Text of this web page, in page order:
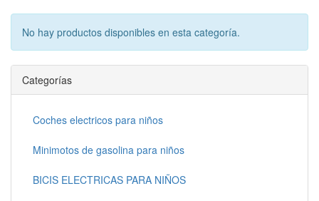
No hay productos disponibles en esta categoría.
Categorías
Coches electricos para niños
Minimotos de gasolina para niños
BICIS ELECTRICAS PARA NIÑOS